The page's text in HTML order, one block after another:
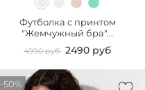
Футболка с принтом
"Жемчужный бра"...
4990 руб 2490 руб
-50%